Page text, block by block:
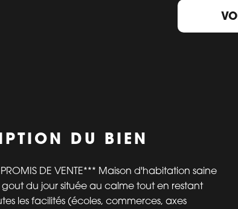
DU BIEN
DE VENTE*** Maison d'habitation saine
du jour située au calme tout en restant
les facilités (écoles, commerces, axes